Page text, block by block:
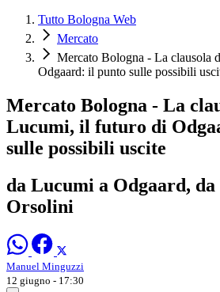
Tutto Bologna Web
Mercato
Mercato Bologna - La clausola
Odgaard: il punto sulle possibili
Mercato Bologna - La
Lucumi, il futuro di
sulle possibili uscite
da Lucumi a Odgaard, da
Orsolini
Manuel Minguzzi
12 giugno - 17:30